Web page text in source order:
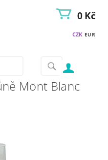
CZK EUR
0 Kč
Mont Blanc